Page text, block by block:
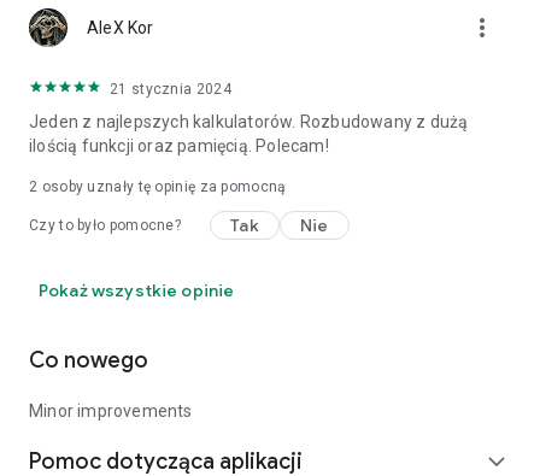
AleX Kor more_vert
21 stycznia 2024
Jeden z najlepszych kalkulatorów. Rozbudowany z dużą
ilością funkcji oraz pamięcią. Polecam!
2 osoby uznały tę opinię za pomocną
Czy to było pomocne? Tak Nie
Pokaż wszystkie opinie
Co nowego
Minor improvements
Pomoc dotycząca aplikacji expand_more